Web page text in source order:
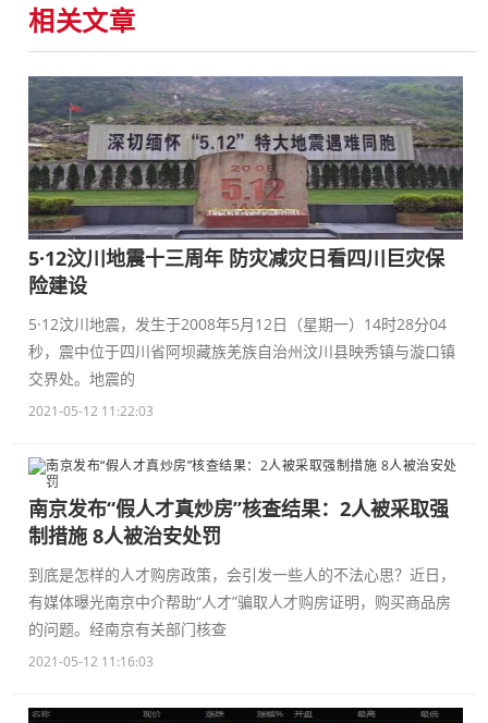
相关文章
5·12汶川地震十三周年 防灾减灾日看四川巨灾保
险建设
5·12汶川地震，发生于2008年5月12日（星期一）14时28分04
秒，震中位于四川省阿坝藏族羌族自治州汶川县映秀镇与漩口镇
交界处。地震的
2021-05-12 11:22:03
南京发布“假人才真炒房”核查结果：2人被采取强
制措施 8人被治安处罚
到底是怎样的人才购房政策，会引发一些人的不法心思？近日，
有媒体曝光南京中介帮助“人才”骗取人才购房证明，购买商品房
的问题。经南京有关部门核查
2021-05-12 11:16:03